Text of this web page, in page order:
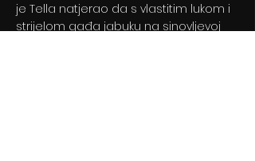
je Tella natjerao da s vlastitim lukom i
strijelom gađa jabuku na sinovljevoj